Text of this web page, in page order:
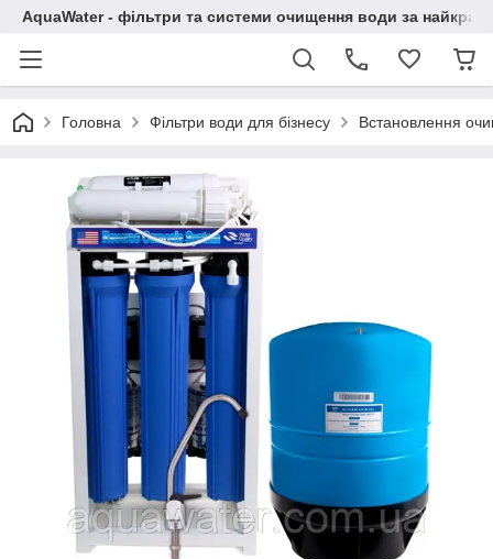
AquaWater - фільтри та системи очищення води за
Головна Фільтри води для бізнесу Встановлення